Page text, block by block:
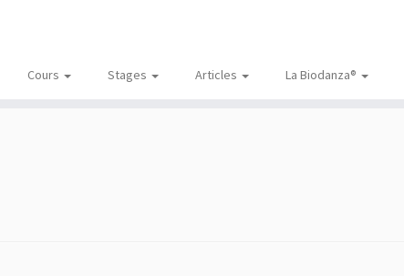
Cours Stages Articles La Biodanza®